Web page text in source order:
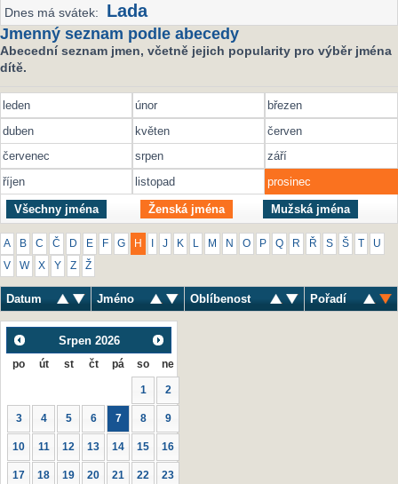
Dnes má svátek: Lada
Jmenný seznam podle abecedy
Abecední seznam jmen, včetně jejich popularity pro výběr jména
dítě.
leden únor
březen
duben
květen
červen
červenec
srpen
září
říjen
listopad prosinec
Všechny jména Ženská jména Mužská jména
A B C Č D E F G H J K M N O P Q R Ř S Š U
V W X Y Z Ž
Datum Jméno Oblíbenost Pořadí
Srpen 2026
po út st čt pá so ne
1 2
3 4 5 6 7 8 9
10 11 12 13 14 15 16
17 18 19 20 21 22 23